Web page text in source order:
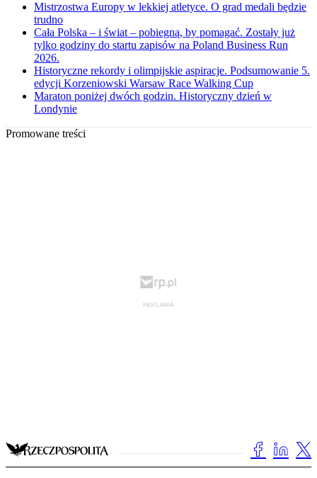
Mistrzostwa Europy w lekkiej atletyce. O grad medali będzie
trudno
Cała Polska – i świat – pobiegną, by pomagać. Zostały już
tylko godziny do startu zapisów na Poland Business Run
2026.
Historyczne rekordy i olimpijskie aspiracje. Podsumowanie 5.
edycji Korzeniowski Warsaw Race Walking Cup
Maraton poniżej dwóch godzin. Historyczny dzień w
Londynie
Promowane treści